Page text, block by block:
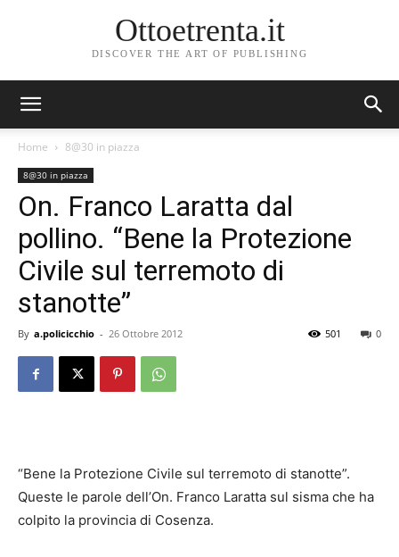
Ottoetrenta.it
DISCOVER THE ART OF PUBLISHING
Home 8@30 in piazza
8@30 in piazza
On. Franco Laratta dal
pollino. “Bene la Protezione
Civile sul terremoto di
stanotte”
By a.policicchio - 26 Ottobre 2012 0
501
“Bene la Protezione Civile sul terremoto di stanotte”.
Queste le parole dell’On. Franco Laratta sul sisma che ha
colpito la provincia di Cosenza.